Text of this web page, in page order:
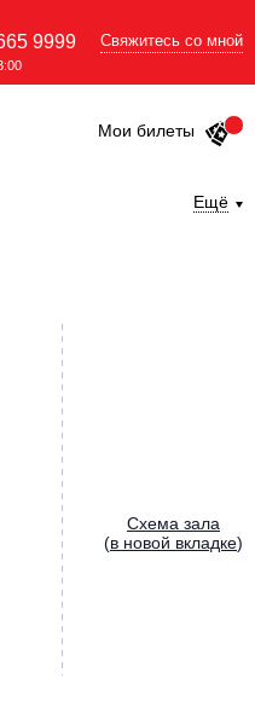
9999 Свяжитесь со мной
Мои билеты
Ещё
Cхема зала
(в новой вкладке)